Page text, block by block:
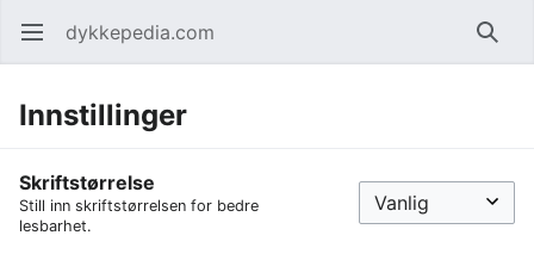
Åpne hovedmenyen dykkepedia.com Søk
Innstillinger
Skriftstørrelse
Still inn skriftstørrelsen for bedre
lesbarhet.